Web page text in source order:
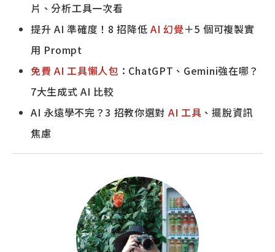
片、分析工具一次看
提升 AI 準確度！8 招降低AI 幻覺＋5 個可複製實
用 Prompt
免費 AI 工具懶人包 ：ChatGPT、Gemini強在哪？
7大生成式 AI 比較
AI 永遠學不完？3 招教你選對 AI 工具 、擺脫資訊
焦慮